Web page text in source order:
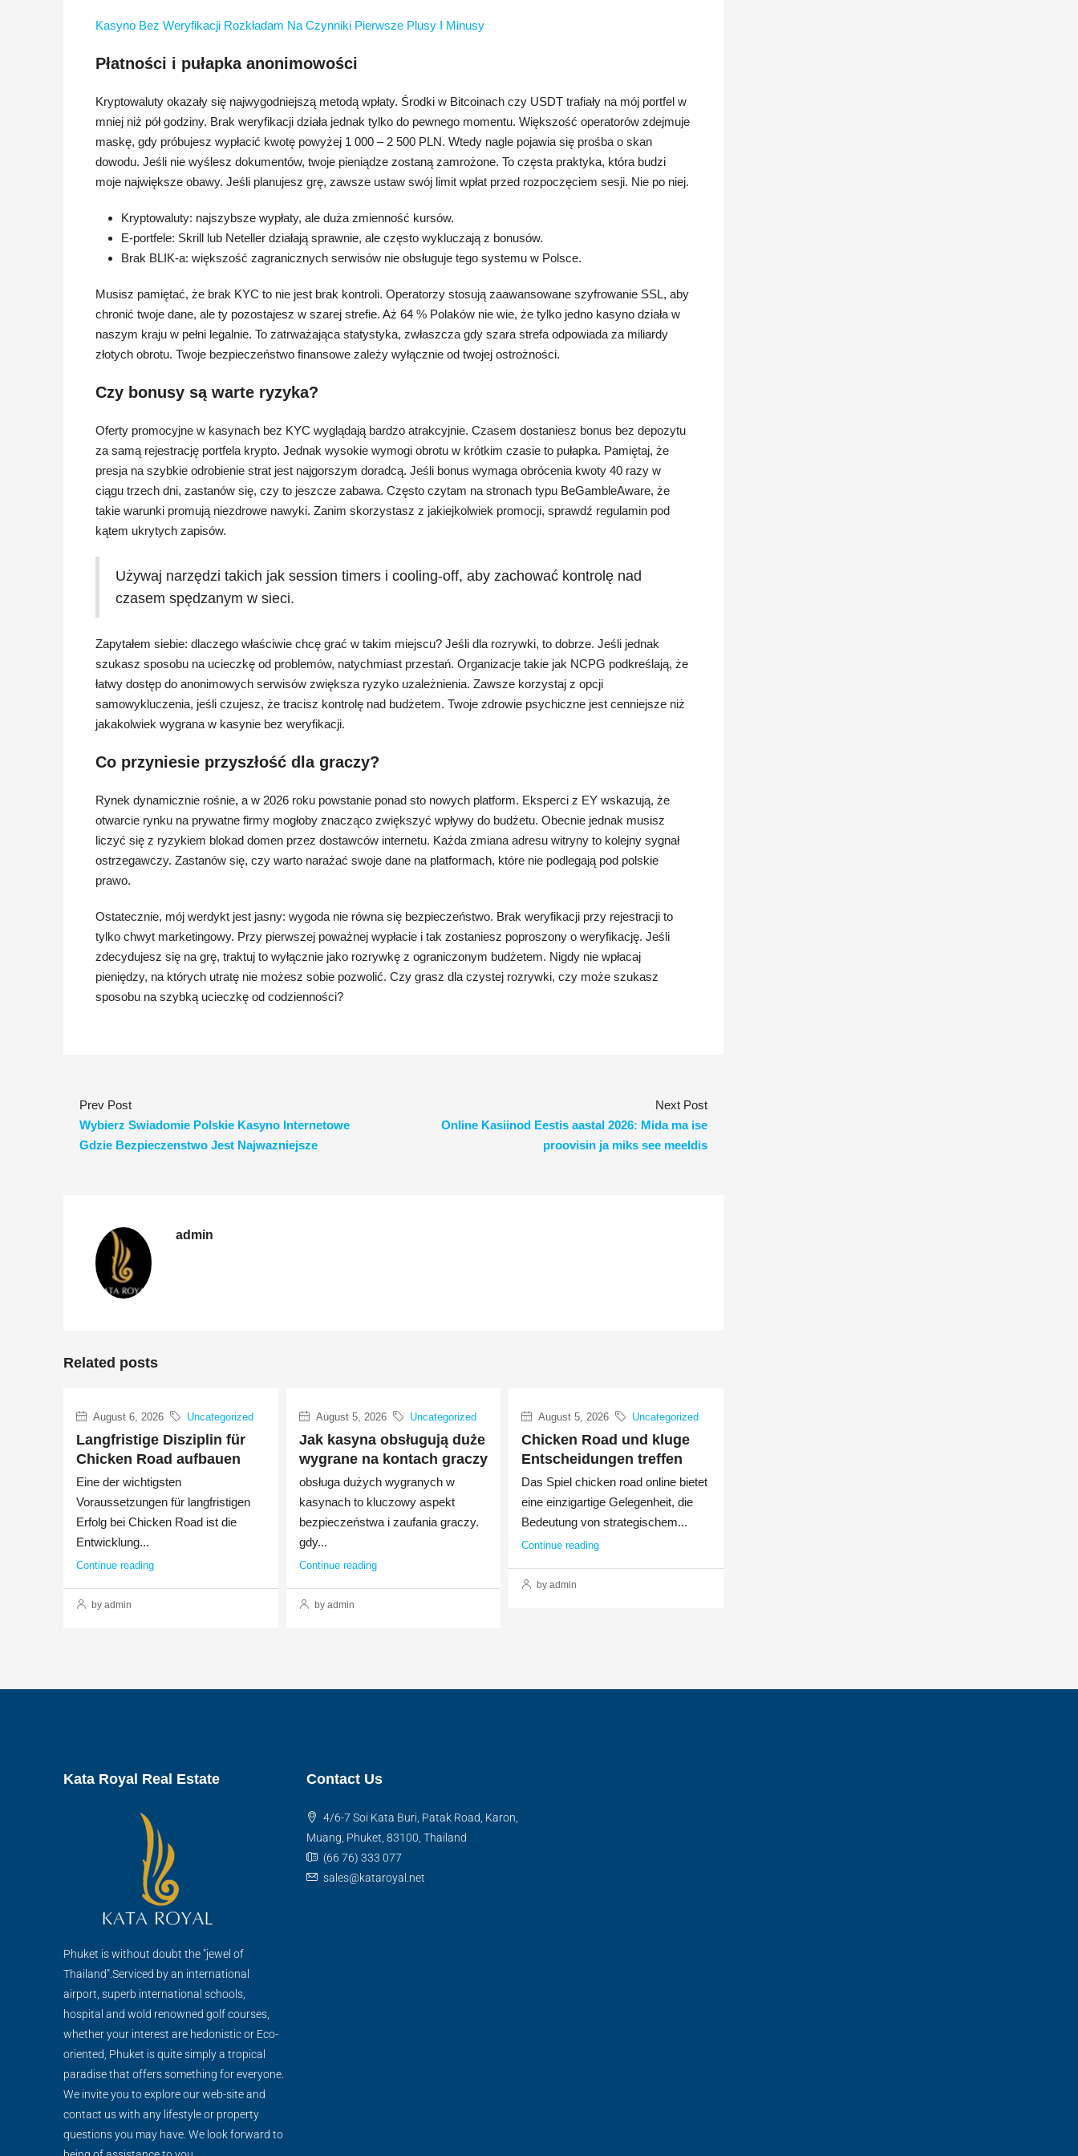
Kasyno Bez Weryfikacji Rozkładam Na Czynniki Pierwsze Plusy I Minusy
Płatności i pułapka anonimowości
Kryptowaluty okazały się najwygodniejszą metodą wpłaty. Środki w Bitcoinach czy USDT trafiały na mój portfel w
mniej niż pół godziny. Brak weryfikacji działa jednak tylko do pewnego momentu. Większość operatorów zdejmuje
maskę, gdy próbujesz wypłacić kwotę powyżej 1 000 – 2 500 PLN. Wtedy nagle pojawia się prośba o skan
dowodu. Jeśli nie wyślesz dokumentów, twoje pieniądze zostaną zamrożone. To częsta praktyka, która budzi
moje największe obawy. Jeśli planujesz grę, zawsze ustaw swój limit wpłat przed rozpoczęciem sesji. Nie po niej.
Kryptowaluty: najszybsze wypłaty, ale duża zmienność kursów.
E-portfele: Skrill lub Neteller działają sprawnie, ale często wykluczają z bonusów.
Brak BLIK-a: większość zagranicznych serwisów nie obsługuje tego systemu w Polsce.
Musisz pamiętać, że brak KYC to nie jest brak kontroli. Operatorzy stosują zaawansowane szyfrowanie SSL, aby
chronić twoje dane, ale ty pozostajesz w szarej strefie. Aż 64 % Polaków nie wie, że tylko jedno kasyno działa w
naszym kraju w pełni legalnie. To zatrważająca statystyka, zwłaszcza gdy szara strefa odpowiada za miliardy
złotych obrotu. Twoje bezpieczeństwo finansowe zależy wyłącznie od twojej ostrożności.
Czy bonusy są warte ryzyka?
Oferty promocyjne w kasynach bez KYC wyglądają bardzo atrakcyjnie. Czasem dostaniesz bonus bez depozytu
za samą rejestrację portfela krypto. Jednak wysokie wymogi obrotu w krótkim czasie to pułapka. Pamiętaj, że
presja na szybkie odrobienie strat jest najgorszym doradcą. Jeśli bonus wymaga obrócenia kwoty 40 razy w
ciągu trzech dni, zastanów się, czy to jeszcze zabawa. Często czytam na stronach typu BeGambleAware, że
takie warunki promują niezdrowe nawyki. Zanim skorzystasz z jakiejkolwiek promocji, sprawdź regulamin pod
kątem ukrytych zapisów.
Używaj narzędzi takich jak session timers i cooling-off, aby zachować kontrolę nad
czasem spędzanym w sieci.
Zapytałem siebie: dlaczego właściwie chcę grać w takim miejscu? Jeśli dla rozrywki, to dobrze. Jeśli jednak
szukasz sposobu na ucieczkę od problemów, natychmiast przestań. Organizacje takie jak NCPG podkreślają, że
łatwy dostęp do anonimowych serwisów zwiększa ryzyko uzależnienia. Zawsze korzystaj z opcji
samowykluczenia, jeśli czujesz, że tracisz kontrolę nad budżetem. Twoje zdrowie psychiczne jest cenniejsze niż
jakakolwiek wygrana w kasynie bez weryfikacji.
Co przyniesie przyszłość dla graczy?
Rynek dynamicznie rośnie, a w 2026 roku powstanie ponad sto nowych platform. Eksperci z EY wskazują, że
otwarcie rynku na prywatne firmy mogłoby znacząco zwiększyć wpływy do budżetu. Obecnie jednak musisz
liczyć się z ryzykiem blokad domen przez dostawców internetu. Każda zmiana adresu witryny to kolejny sygnał
ostrzegawczy. Zastanów się, czy warto narażać swoje dane na platformach, które nie podlegają pod polskie
prawo.
Ostatecznie, mój werdykt jest jasny: wygoda nie równa się bezpieczeństwo. Brak weryfikacji przy rejestracji to
tylko chwyt marketingowy. Przy pierwszej poważnej wypłacie i tak zostaniesz poproszony o weryfikację. Jeśli
zdecydujesz się na grę, traktuj to wyłącznie jako rozrywkę z ograniczonym budżetem. Nigdy nie wpłacaj
pieniędzy, na których utratę nie możesz sobie pozwolić. Czy grasz dla czystej rozrywki, czy może szukasz
sposobu na szybką ucieczkę od codzienności?
Prev Post
Wybierz Swiadomie Polskie Kasyno Internetowe
Gdzie Bezpieczenstwo Jest Najwazniejsze
Next Post
Online Kasiinod Eestis aastal 2026: Mida ma ise
proovisin ja miks see meeldis
admin
Related posts
August 6, 2026 Uncategorized
Langfristige Disziplin für
Chicken Road aufbauen
Eine der wichtigsten
Voraussetzungen für langfristigen
Erfolg bei Chicken Road ist die
Entwicklung...
Continue reading
by admin
August 5, 2026 Uncategorized
Jak kasyna obsługują duże
wygrane na kontach graczy
obsługa dużych wygranych w
kasynach to kluczowy aspekt
bezpieczeństwa i zaufania graczy.
gdy...
Continue reading
by admin
August 5, 2026 Uncategorized
Chicken Road und kluge
Entscheidungen treffen
Das Spiel chicken road online bietet
eine einzigartige Gelegenheit, die
Bedeutung von strategischem...
Continue reading
by admin
Kata Royal Real Estate
Phuket is without doubt the "jewel of
Thailand".Serviced by an international
airport, superb international schools,
hospital and wold renowned golf courses,
whether your interest are hedonistic or Eco-
oriented, Phuket is quite simply a tropical
paradise that offers something for everyone.
We invite you to explore our web-site and
contact us with any lifestyle or property
questions you may have. We look forward to
Contact Us
4/6-7 Soi Kata Buri, Patak Road, Karon,
Muang, Phuket, 83100, Thailand
(66 76) 333 077
sales@kataroyal.net